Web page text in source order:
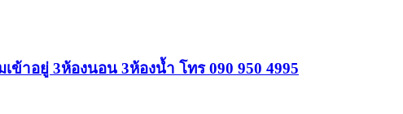
าอยู่ 3ห้องนอน 3ห้องน้ำ โทร 090 950 4995